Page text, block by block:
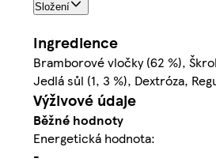
Složení
Ingredience
Bramborové vločky (62 %),
Jedlá sůl (1, 3 %), Dextróza,
Výživové údaje
Běžné hodnoty
Energetická hodnota:
-